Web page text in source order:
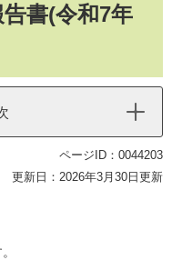
書(令和7年
ページID：0044203
更新日：2026年3月30日更新